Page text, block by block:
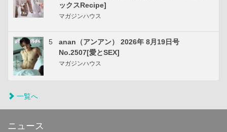
ックスRecipe]
マガジンハウス
5
anan（アンアン） 2026年 8月19日号
No.2507[愛とSEX]
マガジンハウス
一覧へ
ニュース